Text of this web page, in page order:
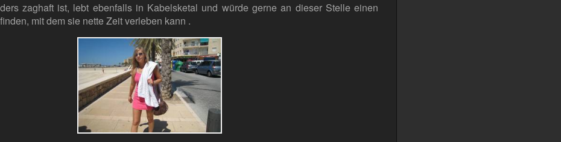
zaghaft ist, lebt ebenfalls in Kabelsketal und würde gerne an dieser Stelle einen
mit dem sie nette Zeit verleben kann .